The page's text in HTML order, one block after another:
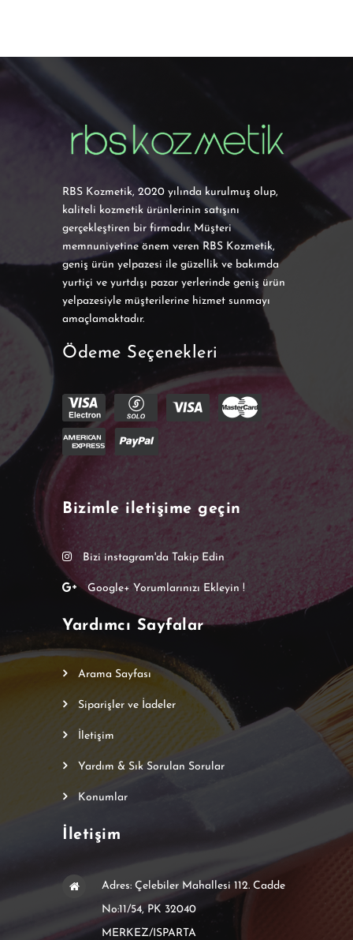
RBS Kozmetik, 2020 yılında kurulmuş olup,
kaliteli kozmetik ürünlerinin satışını
gerçekleştiren bir firmadır. Müşteri
memnuniyetine önem veren RBS Kozmetik,
geniş ürün yelpazesi ile güzellik ve bakımda
yurtiçi ve yurtdışı pazar yerlerinde geniş ürün
yelpazesiyle müşterilerine hizmet sunmayı
amaçlamaktadır.
Ödeme Seçenekleri
Bizimle iletişime geçin
Bizi instagram'da Takip Edin
Google+ Yorumlarınızı Ekleyin !
Yardımcı Sayfalar
Arama Sayfası
Siparişler ve İadeler
İletişim
Yardım & Sık Sorulan Sorular
Konumlar
İletişim
Adres: Çelebiler Mahallesi 112. Cadde
No:11/54, PK 32040
MERKEZ/ISPARTA